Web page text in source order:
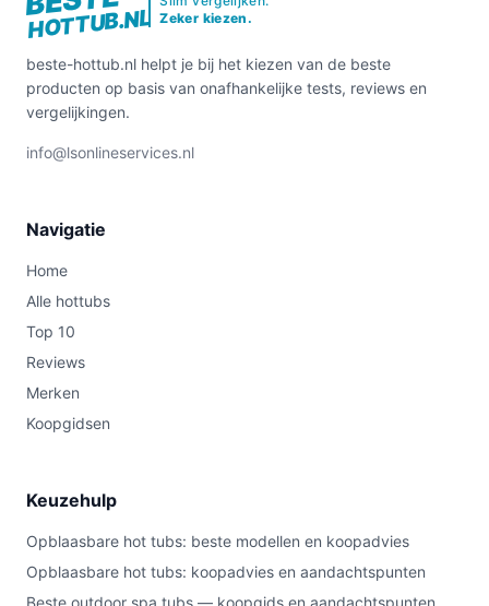
HOTTUB.NL Zeker kiezen.
beste-hottub.nl helpt je bij het kiezen van de beste
producten op basis van onafhankelijke tests, reviews en
vergelijkingen.
info@lsonlineservices.nl
Navigatie
Home
Alle hottubs
Top 10
Reviews
Merken
Koopgidsen
Keuzehulp
Opblaasbare hot tubs: beste modellen en koopadvies
Opblaasbare hot tubs: koopadvies en aandachtspunten
Beste outdoor spa tubs — koopgids en aandachtspunten